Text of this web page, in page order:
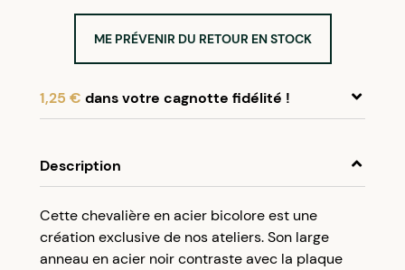
ME PRÉVENIR DU RETOUR EN STOCK
1,25 € dans votre cagnotte fidélité !
compte client et cumulez 5% de vos achats dans
votre cagnotte fidélité sans minimum d’achat.
Utilisez votre cagnotte de fidélité dès votre
Description
Cette chevalière en acier bicolore est une
création exclusive de nos ateliers. Son large
anneau en acier noir contraste avec la plaque